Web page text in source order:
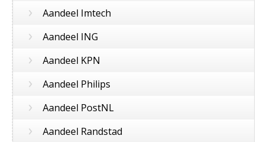
› Aandeel Imtech
› Aandeel ING
› Aandeel KPN
› Aandeel Philips
› Aandeel PostNL
› Aandeel Randstad